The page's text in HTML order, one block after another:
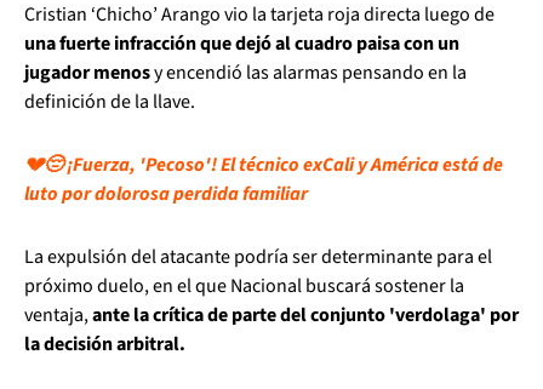
Cristian ‘Chicho’ Arango vio la tarjeta roja directa luego de
una fuerte infracción que dejó al cuadro paisa con un
jugador menosy encendió las alarmas pensando en la
definición de la llave.
💔😔 ¡Fuerza, 'Pecoso'! El técnico exCali y América está de
luto por dolorosa perdida familiar
La expulsión del atacante podría ser determinante para el
próximo duelo, en el que Nacional buscará sostener la
ventaja,ante la crítica de parte del conjunto 'verdolaga' por
la decisión arbitral.